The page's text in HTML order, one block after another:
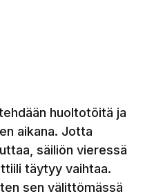
huoltotöitä ja
aikana. Jotta
säiliön vieressä
täytyy vaihtaa.
sen välittömässä